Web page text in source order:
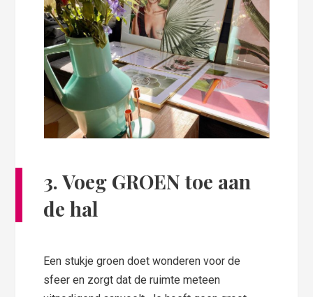
3. Voeg GROEN toe aan
de hal
Een stukje groen doet wonderen voor de
sfeer en zorgt dat de ruimte meteen